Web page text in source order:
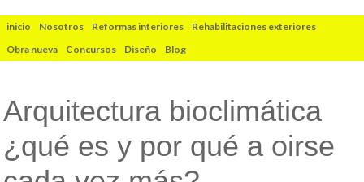
inicio Nosotros Reformas interiores
Rehabilitaciones exteriores
Obra nueva
Concursos Diseño Blog
Arquitectura bioclimática
¿qué es y por qué a oirse